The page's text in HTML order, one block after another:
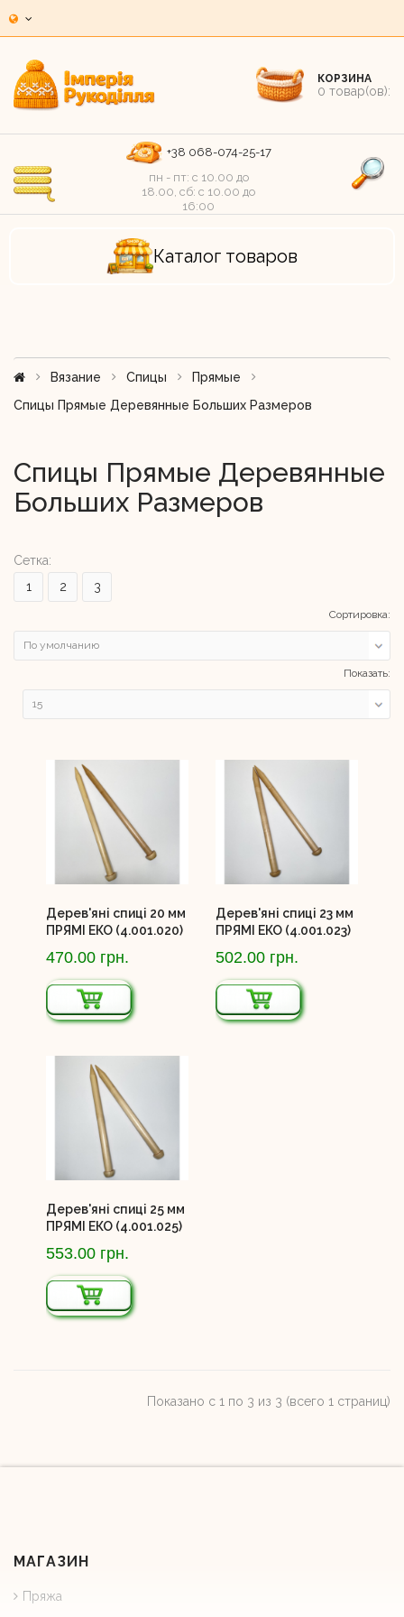
КОРЗИНА
0 товар(ов):
+38 068-074-25-17
пн - пт: c 10.00 до
18.00, сб: c 10.00 до
16:00
Каталог товаров
Вязание Спицы
Прямые
Спицы Прямые Деревянные Больших Размеров
Спицы Прямые Деревянные
Больших Размеров
Сетка:
1
2 3
Сортировка:
Показать:
Дерев'яні спиці 20 мм
ПРЯМІ ЕКО (4.001.020)
470.00 грн.
Дерев'яні спиці 23 мм
ПРЯМІ ЕКО (4.001.023)
502.00 грн.
Дерев'яні спиці 25 мм
ПРЯМІ ЕКО (4.001.025)
553.00 грн.
Показано с 1 по 3 из 3 (всего 1 страниц)
МАГАЗИН
Пряжа